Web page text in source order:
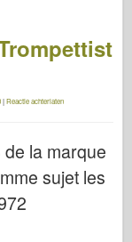
|Reactie achterlaten
la marque
sujet les